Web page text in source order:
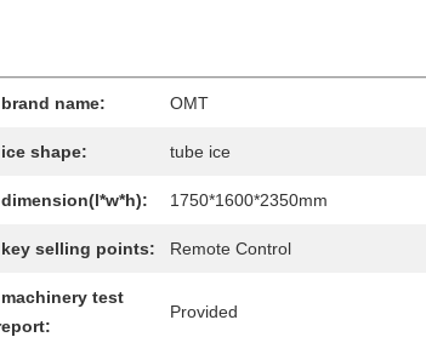
brand name: OMT
ice shape: tube ice
dimension(l*w*h): 1750*1600*2350mm
key selling points: Remote Control
machinery test
Provided